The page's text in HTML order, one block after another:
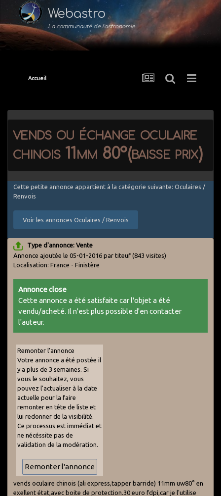
Webastro
La communauté de l'astronomie
Accueil
vends ou échange oculaire
chinois 11mm 80°(baisse prix)
Cette petite annonce appartient à la catégorie suivante: Oculaires /
Renvois
Voir les annonces Oculaires / Renvois
Type d'annonce: Vente
Annonce ajoutée le 05-01-2016 par titeuf (843 visites)
Localisation: France - Finistère
Annonce close
Cette annonce a été satisfaite car l'objet a été
vendu/acheté. Il n'est plus possible d'en contacter
l'auteur.
Remonter l'annonce
Votre annonce a été postée il
y a plus de 3 semaines. Si
vous le souhaitez, vous
pouvez l'actualiser à la date
actuelle pour la faire
remonter en tête de liste et
lui redonner de la visibilité.
Ce processus est immédiat et
ne nécéssite pas de
validation de la modération.
vends oculaire chinois (ali express,tapper barride) 11mm uw80° en
exellent état,avec boite de protection.30 euro fdpi,car je l'utilise